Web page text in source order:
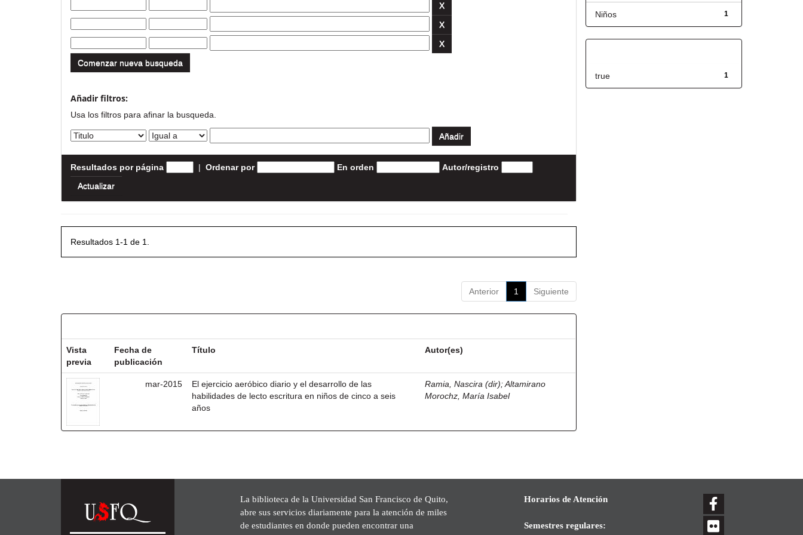
Comenzar nueva busqueda
Añadir filtros:
Usa los filtros para afinar la busqueda.
Resultados por página | Ordenar por En orden Autor/registro
Resultados 1-1 de 1.
Anterior 1 Siguiente
Vista
previa
Fecha de
publicación
Título Autor(es)
mar-2015
El ejercicio aeróbico diario y el desarrollo de las
habilidades de lecto escritura en niños de cinco a seis
años
Ramia, Nascira (dir);Altamirano
Morochz, María Isabel
1
Niños
1
true
La biblioteca de la Universidad San Francisco de Quito,
abre sus servicios diariamente para la atención de miles
de estudiantes en donde pueden encontrar una
Horarios de Atención
Semestres regulares: